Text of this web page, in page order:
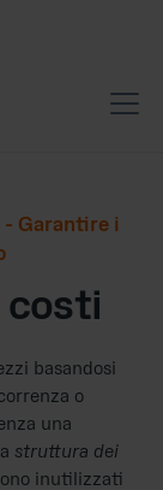
- Garantire i
costi
basandosi
o
una
struttura dei
inutilizzati